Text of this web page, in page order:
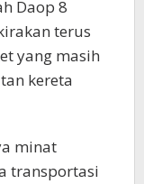
Daop 8
terus
yang masih
kereta
minat
transportasi